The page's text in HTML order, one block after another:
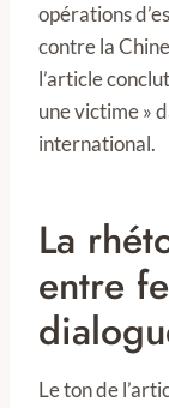
opérations
contre la
l’article
une victime »
international.
La
entre
Le ton de